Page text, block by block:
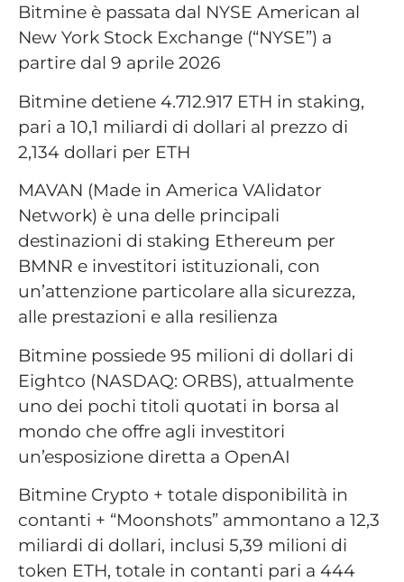
Bitmine è passata dal NYSE American al
New York Stock Exchange (“NYSE”) a
partire dal 9 aprile 2026
Bitmine detiene 4.712.917 ETH in staking,
pari a 10,1 miliardi di dollari al prezzo di
2,134 dollari per ETH
MAVAN (Made in America VAlidator
Network) è una delle principali
destinazioni di staking Ethereum per
BMNR e investitori istituzionali, con
un’attenzione particolare alla sicurezza,
alle prestazioni e alla resilienza
Bitmine possiede 95 milioni di dollari di
Eightco (NASDAQ: ORBS), attualmente
uno dei pochi titoli quotati in borsa al
mondo che offre agli investitori
un’esposizione diretta a OpenAI
Bitmine Crypto + totale disponibilità in
contanti + “Moonshots” ammontano a 12,3
miliardi di dollari, inclusi 5,39 milioni di
token ETH, totale in contanti pari a 444